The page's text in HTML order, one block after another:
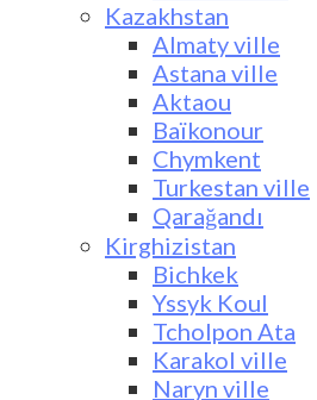
Kazakhstan
Almaty ville
Astana ville
Aktaou
Baïkonour
Chymkent
Turkestan ville
Qarağandı
Kirghizistan
Bichkek
Yssyk Koul
Tcholpon Ata
Karakol ville
Naryn ville